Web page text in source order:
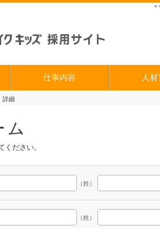
"
仕事内容 人
詳細
ム
ください。
（姓）
（姓）